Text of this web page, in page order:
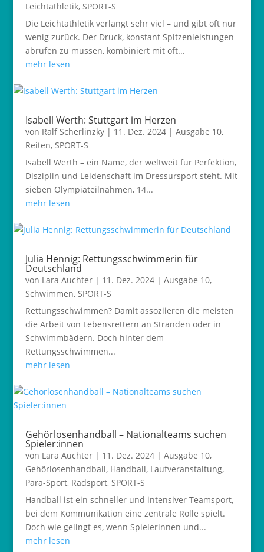
Leichtathletik, SPORT-S
Die Leichtathletik verlangt sehr viel – und gibt oft nur
wenig zurück. Der Druck, konstant Spitzenleistungen
abrufen zu müssen, kombiniert mit oft...
mehr lesen
Isabell Werth: Stuttgart im Herzen
von Ralf Scherlinzky| 11. Dez. 2024| Ausgabe 10,
Reiten, SPORT-S
Isabell Werth – ein Name, der weltweit für Perfektion,
Disziplin und Leidenschaft im Dressursport steht. Mit
sieben Olympiateilnahmen, 14...
mehr lesen
Julia Hennig: Rettungsschwimmerin für
Deutschland
von Lara Auchter| 11. Dez. 2024| Ausgabe 10,
Schwimmen, SPORT-S
Rettungsschwimmen? Damit assoziieren die meisten
die Arbeit von Lebensrettern an Stränden oder in
Schwimmbädern. Doch hinter dem
Rettungsschwimmen...
mehr lesen
Gehörlosenhandball – Nationalteams suchen
Spieler:innen
von Lara Auchter| 11. Dez. 2024| Ausgabe 10,
Gehörlosenhandball, Handball, Laufveranstaltung,
Para-Sport, Radsport, SPORT-S
Handball ist ein schneller und intensiver Teamsport,
bei dem Kommunikation eine zentrale Rolle spielt.
Doch wie gelingt es, wenn Spielerinnen und...
mehr lesen